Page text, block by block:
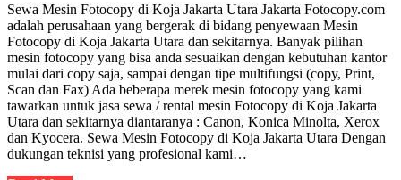
Sewa Mesin Fotocopy di Koja Jakarta Utara Jakarta Fotocopy.com
adalah perusahaan yang bergerak di bidang penyewaan Mesin
Fotocopy di Koja Jakarta Utara dan sekitarnya. Banyak pilihan
mesin fotocopy yang bisa anda sesuaikan dengan kebutuhan kantor
mulai dari copy saja, sampai dengan tipe multifungsi (copy, Print,
Scan dan Fax) Ada beberapa merek mesin fotocopy yang kami
tawarkan untuk jasa sewa / rental mesin Fotocopy di Koja Jakarta
Utara dan sekitarnya diantaranya : Canon, Konica Minolta, Xerox
dan Kyocera. Sewa Mesin Fotocopy di Koja Jakarta Utara Dengan
dukungan teknisi yang profesional kami…